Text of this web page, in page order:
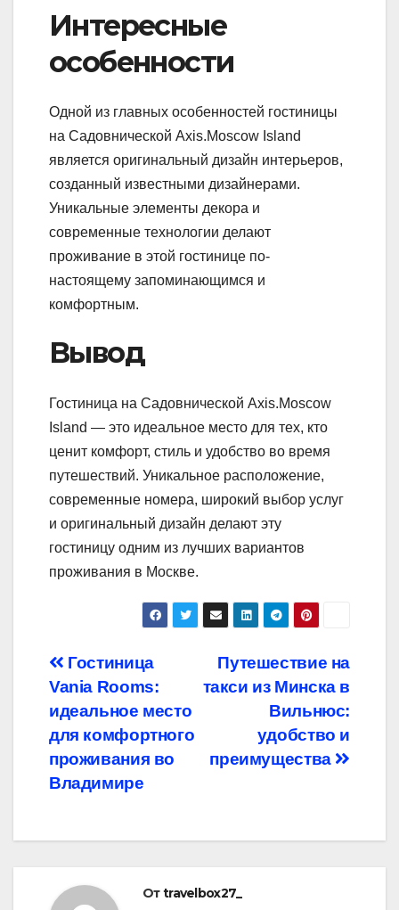
Интересные
особенности
Одной из главных особенностей гостиницы
на Садовнической Axis.Moscow Island
является оригинальный дизайн интерьеров,
созданный известными дизайнерами.
Уникальные элементы декора и
современные технологии делают
проживание в этой гостинице по-
настоящему запоминающимся и
комфортным.
Вывод
Гостиница на Садовнической Axis.Moscow
Island — это идеальное место для тех, кто
ценит комфорт, стиль и удобство во время
путешествий. Уникальное расположение,
современные номера, широкий выбор услуг
и оригинальный дизайн делают эту
гостиницу одним из лучших вариантов
проживания в Москве.
Навигация
по
записям
Путешествие на
такси из Минска в
Вильнюс:
удобство и
преимущества
Гостиница
Vania Rooms:
идеальное место
для комфортного
проживания во
Владимире
Отtravelbox27_